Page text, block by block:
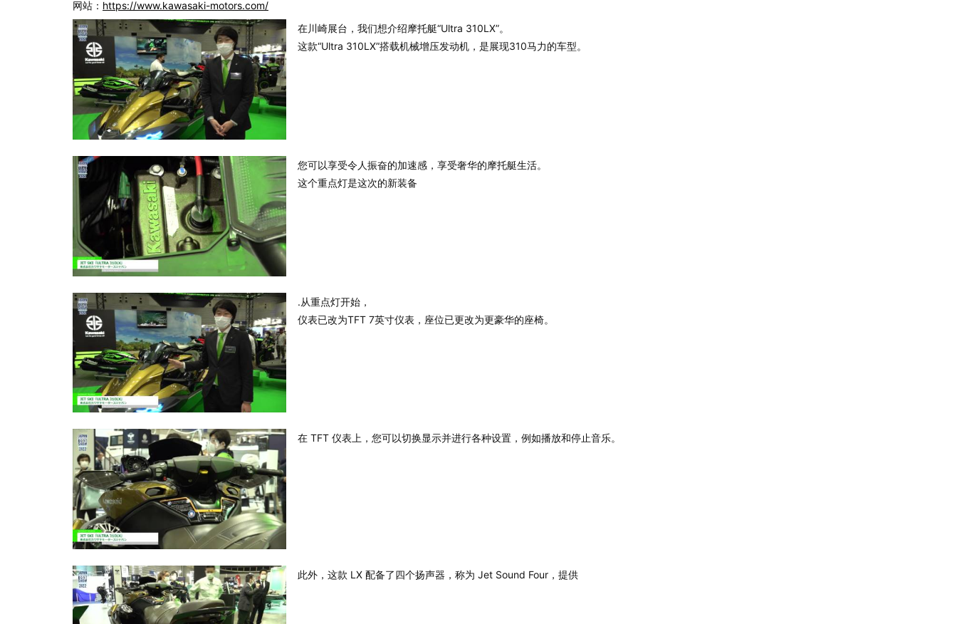
网站： https://www.kawasaki-motors.com/
在川崎展台，我们想介绍摩托艇“Ultra 310LX”。
这款“Ultra 310LX”搭载机械增压发动机，是展现310马力的车型。
您可以享受令人振奋的加速感，享受奢华的摩托艇生活。
这个重点灯是这次的新装备
.从重点灯开始，
仪表已改为TFT 7英寸仪表，座位已更改为更豪华的座椅。
在 TFT 仪表上，您可以切换显示并进行各种设置，例如播放和停止音乐。
此外，这款 LX 配备了四个扬声器，称为 Jet Sound Four，提供